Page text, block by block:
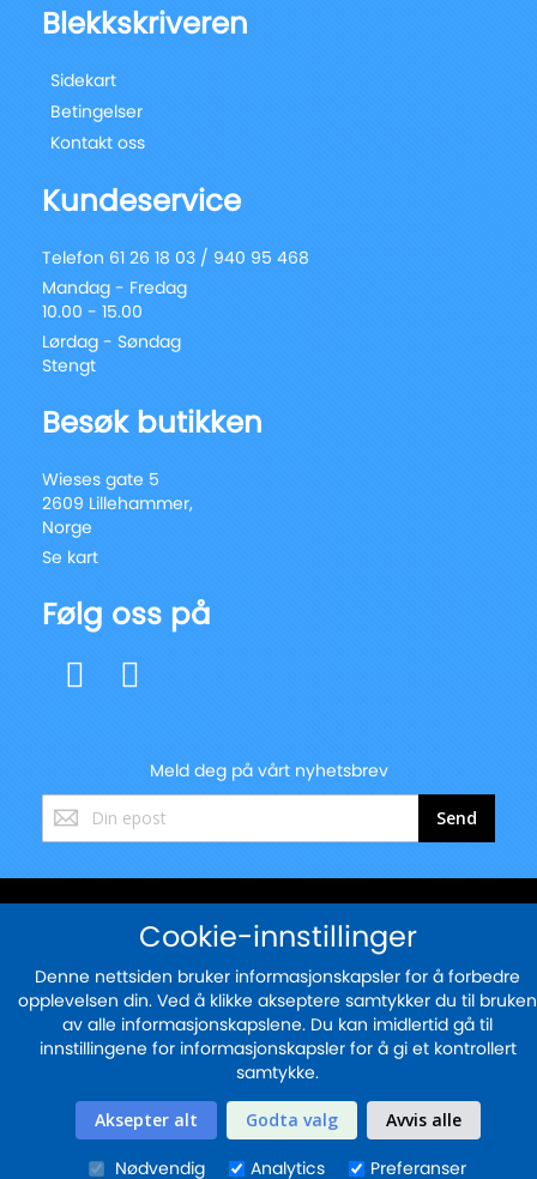
Blekkskriveren
Sidekart
Betingelser
Kontakt oss
Kundeservice
Telefon 61 26 18 03 / 940 95 468
Mandag - Fredag
10.00 - 15.00
Lørdag - Søndag
Stengt
Besøk butikken
Wieses gate 5
2609 Lillehammer,
Norge
Se kart
Følg oss på
Meld deg på vårt nyhetsbrev
Registrer
deg
vårt
nyhetsbrev:
Send
Cookie-innstillinger
Denne nettsiden bruker informasjonskapsler for å forbedre
opplevelsen din. Ved å klikke akseptere samtykker du til bruken
av alle informasjonskapslene. Du kan imidlertid gå til
innstillingene for informasjonskapsler for å gi et kontrollert
samtykke.
Aksepter alt Godta valg Avvis alle
Nødvendig Analytics Preferanser